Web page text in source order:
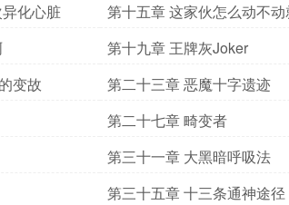
化心脏 第十五章 这家伙怎么动不
第十九章 王牌灰Joker
变故 第二十三章 恶魔十字遗迹
第二十七章 畸变者
第三十一章 大黑暗呼吸法
第三十五章 十三条通神途径